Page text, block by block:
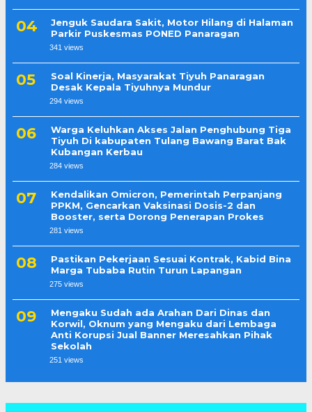
Jenguk Saudara Sakit, Motor Hilang di Halaman
Parkir Puskesmas PONED Panaragan
341 views
Soal Kinerja, Masyarakat Tiyuh Panaragan
Desak Kepala Tiyuhnya Mundur
294 views
Warga Keluhkan Akses Jalan Penghubung Tiga
Tiyuh Di kabupaten Tulang Bawang Barat Bak
Kubangan Kerbau
284 views
Kendalikan Omicron, Pemerintah Perpanjang
PPKM, Gencarkan Vaksinasi Dosis-2 dan
Booster, serta Dorong Penerapan Prokes
281 views
Pastikan Pekerjaan Sesuai Kontrak, Kabid Bina
Marga Tubaba Rutin Turun Lapangan
275 views
Mengaku Sudah ada Arahan Dari Dinas dan
Korwil, Oknum yang Mengaku dari Lembaga
Anti Korupsi Jual Banner Meresahkan Pihak
Sekolah
251 views